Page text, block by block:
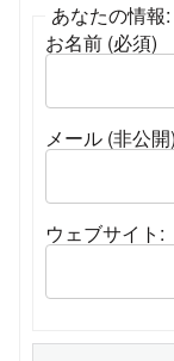
あなたの情報:
お名前 (必須)
メール (非公
ウェブサイト: